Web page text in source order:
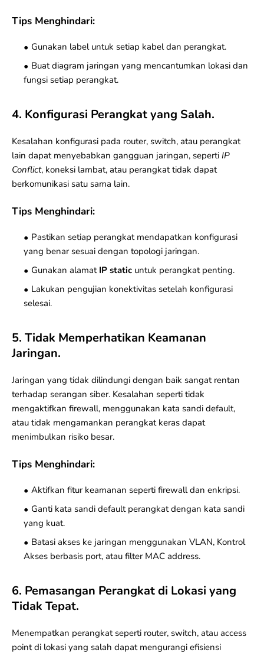
Tips Menghindari:
Gunakan label untuk setiap kabel dan perangkat.
Buat diagram jaringan yang mencantumkan lokasi dan
fungsi setiap perangkat.
4. Konfigurasi Perangkat yang Salah.
Kesalahan konfigurasi pada router, switch, atau perangkat
lain dapat menyebabkan gangguan jaringan, seperti IP
Conflict, koneksi lambat, atau perangkat tidak dapat
berkomunikasi satu sama lain.
Tips Menghindari:
Pastikan setiap perangkat mendapatkan konfigurasi
yang benar sesuai dengan topologi jaringan.
Gunakan alamat IP static untuk perangkat penting.
Lakukan pengujian konektivitas setelah konfigurasi
selesai.
5. Tidak Memperhatikan Keamanan
Jaringan.
Jaringan yang tidak dilindungi dengan baik sangat rentan
terhadap serangan siber. Kesalahan seperti tidak
mengaktifkan firewall, menggunakan kata sandi default,
atau tidak mengamankan perangkat keras dapat
menimbulkan risiko besar.
Tips Menghindari:
Aktifkan fitur keamanan seperti firewalldan enkripsi.
Ganti kata sandi default perangkat dengan kata sandi
yang kuat.
Batasi akses ke jaringan menggunakan VLAN, Kontrol
Akses berbasis port, atau filter MAC address.
6. Pemasangan Perangkat di Lokasi yang
Tidak Tepat.
Menempatkan perangkat seperti router, switch, atau access
pointdi lokasi yang salah dapat mengurangi efisiensi